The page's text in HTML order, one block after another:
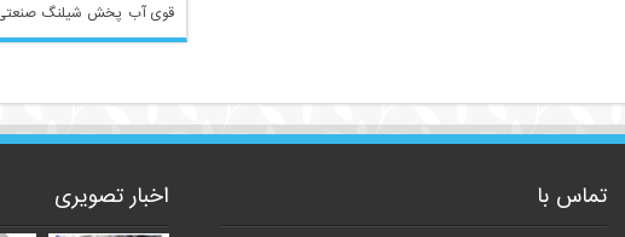
قوی آب پخش شیلنگ
تماس با اخبار تصویری